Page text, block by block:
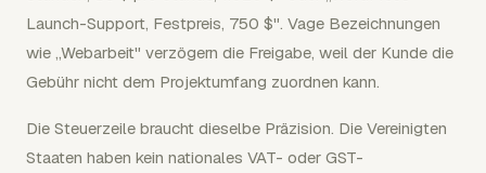
Launch-Support, Festpreis, 750 $". Vage Bezeichnungen
wie „Webarbeit" verzögern die Freigabe, weil der Kunde die
Gebühr nicht dem Projektumfang zuordnen kann.
Die Steuerzeile braucht dieselbe Präzision. Die Vereinigten
Staaten haben kein nationales VAT- oder GST-